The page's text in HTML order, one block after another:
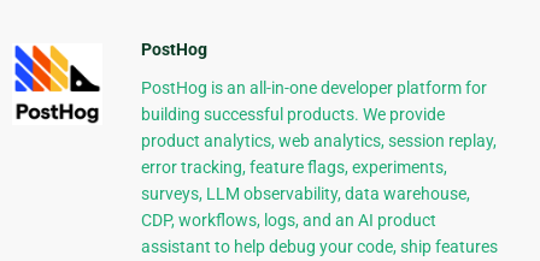
PostHog
PostHog is an all-in-one developer platform for
building successful products. We provide
product analytics, web analytics, session replay,
error tracking, feature flags, experiments,
surveys, LLM observability, data warehouse,
CDP, workflows, logs, and an AI product
assistant to help debug your code, ship features